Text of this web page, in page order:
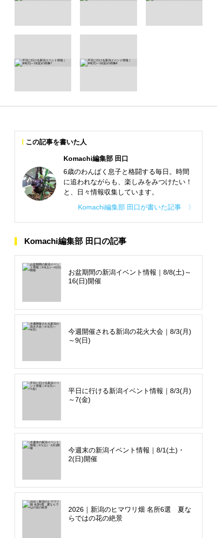
この記事を書いた人
Komachi編集部 田口
6歳のわんぱく息子と格闘する毎日。時間
に追われながらも、楽しみをみつけたい！
と、日々情報収集しています。
Komachi編集部 田口が書いた記事 〉
Komachi編集部 田口の記事
お盆期間の新潟イベント情報｜8/8(土)～
16(日)開催
今週開催される新潟の花火大会｜8/3(月)
～9(日)
平日に行ける新潟イベント情報｜8/3(月)
～7(金)
今週末の新潟イベント情報｜8/1(土)・
2(日)開催
2026｜新潟のヒマワリ畑 名所6選 夏な
らではの花の絶景